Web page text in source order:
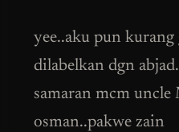
yee..aku pun kurang
dilabelkan dgn
samaran mcm
osman..pakwe zain